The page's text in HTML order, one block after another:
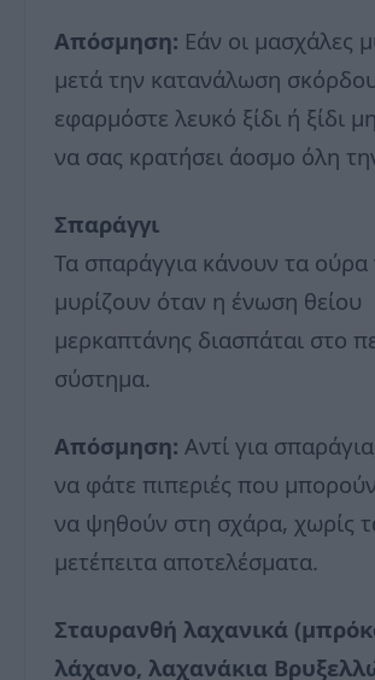
Απόσμηση: Εάν οι μασχάλες
μετά την κατανάλωση
εφαρμόστε λευκό ξίδι ή ξίδι
να σας κρατήσει άοσμο όλη
Σπαράγγι
Τα σπαράγγια κάνουν τα ούρα
μυρίζουν όταν η ένωση θείου
μερκαπτάνης διασπάται στο
σύστημα.
Απόσμηση: Αντί για
να φάτε πιπεριές που
να ψηθούν στη σχάρα, χωρίς
μετέπειτα αποτελέσματα.
Σταυρανθή λαχανικά
λάχανο, λαχανάκια